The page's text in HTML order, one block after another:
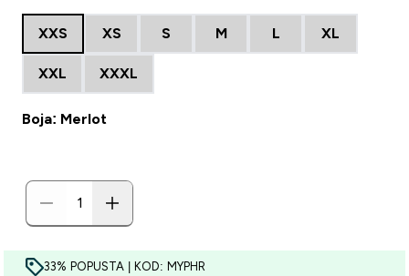
XXS XS S M L XL
XXL XXXL
Boja: Merlot
33% POPUSTA | KOD: MYPHR